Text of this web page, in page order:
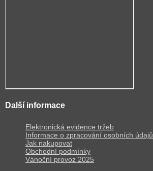
Další informace
Elektronická evidence tržeb
Informace o zpracování osobních údajů
Jak nakupovat
Obchodní podmínky
Vánoční provoz 2025